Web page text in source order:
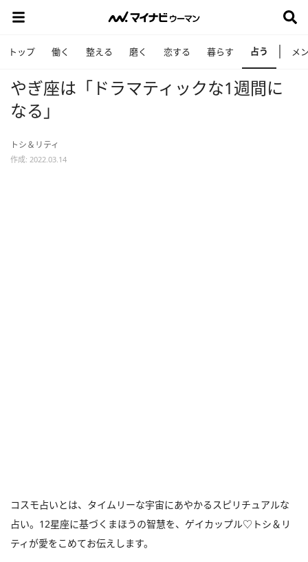
トップ 働く 整える 磨く 恋する 暮らす 占う メ
やぎ座は「ドラマティックな1週間に
なる」
トシ＆リティ
作成: 2022.03.14
コスモ占いとは、タイムリーな宇宙にあやかるスピリチュアルな
占い。12星座に基づくまほうの智慧を、ゲイカップル♡トシ＆リ
ティが愛をこめてお伝えします。